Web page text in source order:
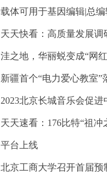
载体可用于基因编辑|总
天天快看：高质量发展调
洼之地，华丽蜕变成“网
新疆首个“电力爱心教室”
2023北京长城音乐会促
天天速看：176比特“祖冲
平台上线
北京工商大学召开首届预